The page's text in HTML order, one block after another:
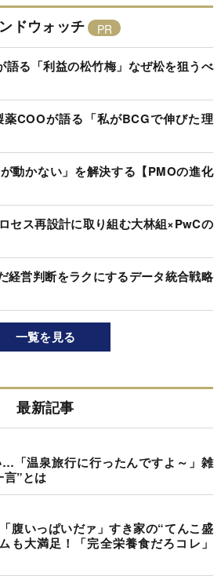
ドウォッチ
語る「利益の松竹梅」なぜ松を狙うべ
薬COOが語る「私がBCGで伸びた理
動かない」を解決する【PMOの進化
セス再設計に取り組む大林組×PwCの
経営判断をラクにするデータ統合戦略
一覧を見る
最新記事
「温泉旅行に行ったんですよ～」雑
言”とは
腹いっぱいだァ」すき家の“てんこ盛
も大満足！「完全栄養食だろコレ」